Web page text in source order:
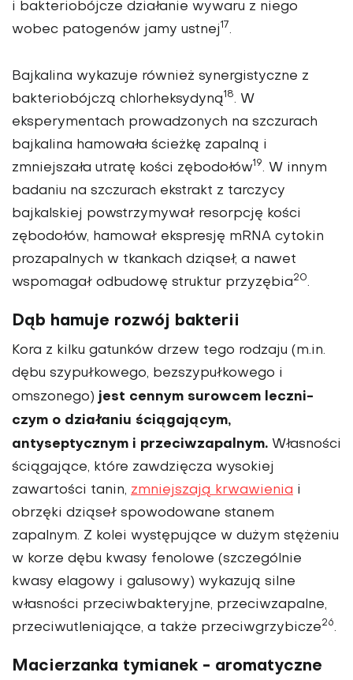
i bakteriobójcze działanie wy­waru z niego
wobec patogenów jamy ustnej17.
Bajkalina wykazuje również synergistyczne z
bakte­riobójczą chlorheksydyną18. W
eksperymentach prowa­dzonych na szczurach
bajkalina hamowała ścieżkę za­palną i
zmniejszała utratę kości zębodołów19. W innym
badaniu na szczurach ekstrakt z tarczycy
bajkalskiej po­wstrzymywał resorpcję kości
zębodołów, hamował eks­presję mRNA cytokin
prozapalnych w tkankach dziąseł, a nawet
wspomagał odbudowę struktur przyzębia20.
Dąb hamuje rozwój bakterii
Kora z kilku gatunków drzew tego rodzaju (m.in.
dębu szypułkowego, bezszypułkowego i
omszonego) jest cennym surowcem leczni­
czym o działaniu ściągającym,
antyseptycznym i przeciwzapalnym. Własności
ściągające, które zawdzięcza wysokiej
zawartości tanin, zmniej­szają krwawienia i
obrzęki dziąseł spowodowane stanem
zapalnym. Z kolei występujące w dużym stężeniu
w korze dębu kwasy fenolowe (szcze­gólnie
kwasy elagowy i galusowy) wykazują silne
własności przeciwbakteryjne, przeciwzapalne,
przeciwutleniające, a także przeciwgrzybicze26.
Macierzanka tymianek - aromatyczne